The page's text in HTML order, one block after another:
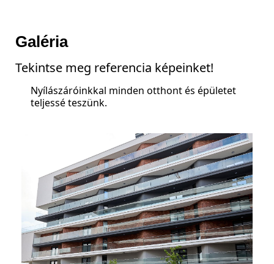
Galéria
Tekintse meg referencia képeinket!
Nyílászáróinkkal minden otthont és épületet
teljessé teszünk.